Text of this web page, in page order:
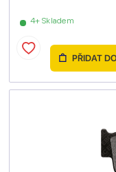
4+ Skladem
PŘIDAT